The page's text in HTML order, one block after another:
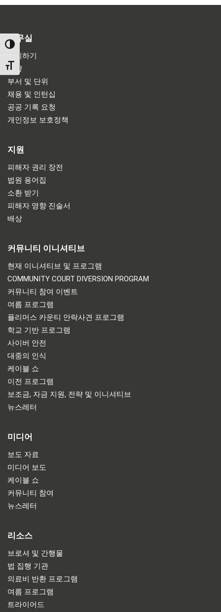
TOGGLE HIGH CONTRAST
TOGGLE FONT SIZE
사무실
문의하기
방향
부서 및 단위
채용 및 인턴십
공공 기록 요청
개인정보 보호정책
지원
피해자 권리 장전
법원 용어집
소환 받기
피해자 영향 진술서
배상
커뮤니티 이니셔티브
현재 이니셔티브 및 프로그램
COMMUNITY COURT DIVERSION PROGRAM
커뮤니티 참여 이벤트
여름 프로그램
플리머스 카운티 안락사견 프로그램
학교 기반 프로그램
사이버 안전
대중의 인식
케이블 쇼
이전 프로그램
보조금, 자금 지원, 전략 및 이니셔티브
뉴스레터
미디어
보도 자료
미디어 보도
케이블 쇼
커뮤니티 참여
뉴스레터
리소스
브로셔 및 간행물
법 집행 기관
의료비 반환 프로그램
여름 프로그램
트라이어드